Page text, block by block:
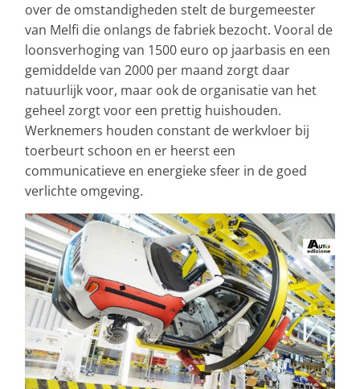
over de omstandigheden stelt de burgemeester
van Melfi die onlangs de fabriek bezocht. Vooral de
loonsverhoging van 1500 euro op jaarbasis en een
gemiddelde van 2000 per maand zorgt daar
natuurlijk voor, maar ook de organisatie van het
geheel zorgt voor een prettig huishouden.
Werknemers houden constant de werkvloer bij
toerbeurt schoon en er heerst een
communicatieve en energieke sfeer in de goed
verlichte omgeving.